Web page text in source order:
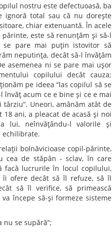
nostru este defectuoasă, ba
ignoră total sau că nu doreşte
chiar extenuantă. În acele
este să renunţăm şi să-l
pare mai puţin istovitor să
neputinţa, decât să-l învăţăm
asemenea ni se pare mai uşor
copilului decât cauza;
pe ideea “las copilul să se
învăţ acum ce e bine şi ce e mai
Uneori, amânăm atât de
ani, a pleacat de acasă şi noi
lui, neînvăţându-l valorile şi
echilibrate.
bolnăvicioase copil-părinte,
cea de stăpân - sclav, în care
facă lucrurile în locul copilului,
îi ofere decât să îl refuze, să îl
să îl verifice, să primească
începe să-şi formeze sisteme
nu se supără”;